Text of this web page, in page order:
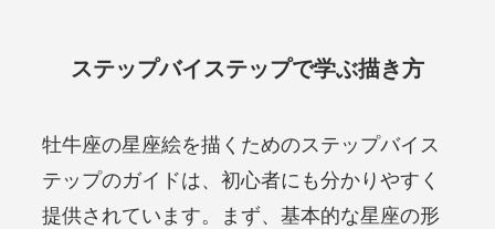
ステップバイステップで学ぶ描き方
牡牛座の星座絵を描くためのステップバイス
テップのガイドは、初心者にも分かりやすく
提供されています。まず、基本的な星座の形